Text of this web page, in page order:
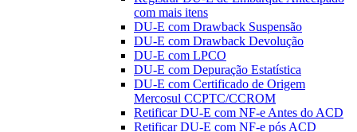
com mais itens
DU-E com Drawback Suspensão
DU-E com Drawback Devolução
DU-E com LPCO
DU-E com Depuração Estatística
DU-E com Certificado de Origem
Mercosul CCPTC/CCROM
Retificar DU-E com NF-e Antes do ACD
Retificar DU-E com NF-e pós ACD